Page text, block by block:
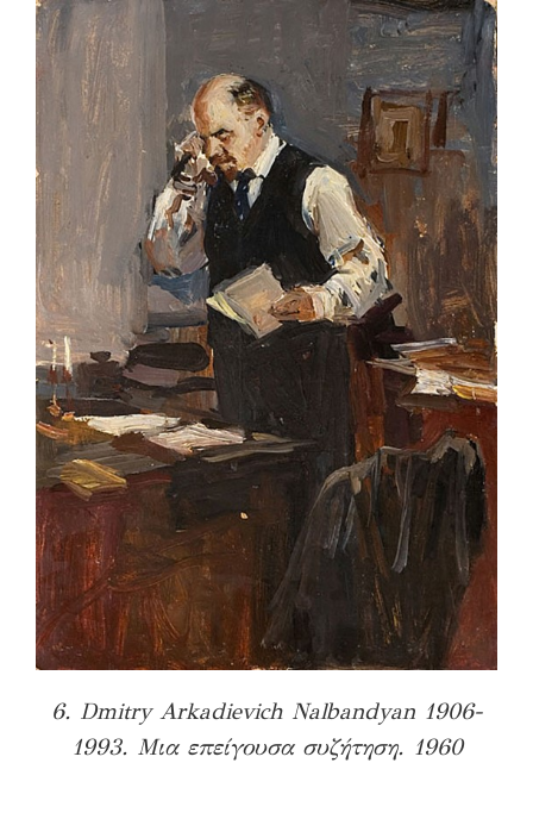
6. Dmitry Arkadievich Nalbandyan 1906-
1993. Μια επείγουσα συζήτηση. 1960